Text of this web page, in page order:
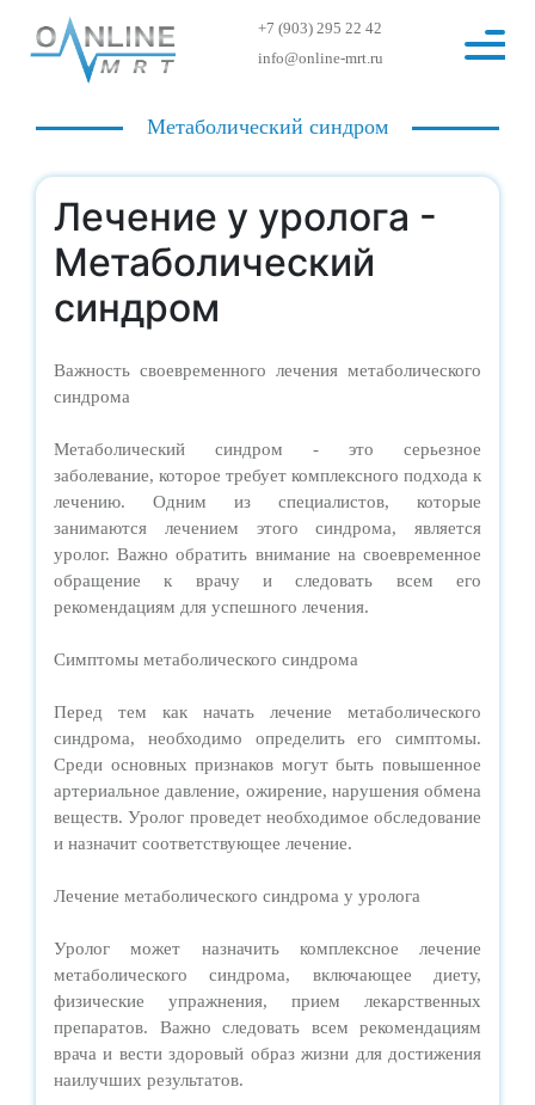
+7 (903) 295 22 42
info@online-mrt.ru
Метаболический синдром
Лечение у уролога -
Метаболический
синдром
Важность своевременного лечения метаболического
синдрома
Метаболический синдром - это серьезное
заболевание, которое требует комплексного подхода к
лечению. Одним из специалистов, которые
занимаются лечением этого синдрома, является
уролог. Важно обратить внимание на своевременное
обращение к врачу и следовать всем его
рекомендациям для успешного лечения.
Симптомы метаболического синдрома
Перед тем как начать лечение метаболического
синдрома, необходимо определить его симптомы.
Среди основных признаков могут быть повышенное
артериальное давление, ожирение, нарушения обмена
веществ. Уролог проведет необходимое обследование
и назначит соответствующее лечение.
Лечение метаболического синдрома у уролога
Уролог может назначить комплексное лечение
метаболического синдрома, включающее диету,
физические упражнения, прием лекарственных
препаратов. Важно следовать всем рекомендациям
врача и вести здоровый образ жизни для достижения
наилучших результатов.